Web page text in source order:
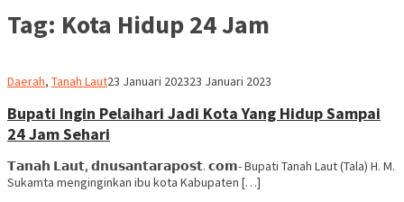
Tag: Kota Hidup 24 Jam
Daerah, Tanah LautIkhsan
23 Januari 202323 Januari 2023
Bupati Ingin Pelaihari Jadi Kota Yang Hidup Sampai
24 Jam Sehari
𝗧𝗮𝗻𝗮𝗵 𝗟𝗮𝘂𝘁, 𝗱𝗻𝘂𝘀𝗮𝗻𝘁𝗮𝗿𝗮𝗽𝗼𝘀𝘁. 𝗰𝗼𝗺- Bupati Tanah Laut (Tala) H. M.
Sukamta menginginkan ibu kota Kabupaten […]